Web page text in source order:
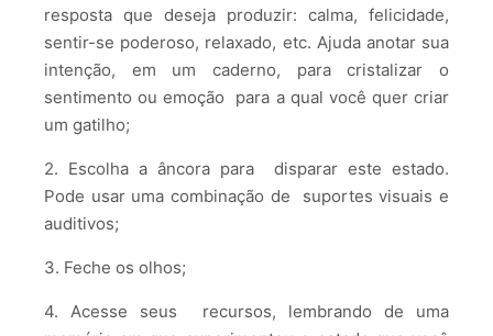
resposta que deseja produzir: calma, felicidade,
sentir-se poderoso, relaxado, etc. Ajuda anotar sua
intenção, em um caderno, para cristalizar o
sentimento ou emoção para a qual você quer criar
um gatilho;
2. Escolha a âncora para disparar este estado.
Pode usar uma combinação de suportes visuais e
auditivos;
3. Feche os olhos;
4. Acesse seus recursos, lembrando de uma